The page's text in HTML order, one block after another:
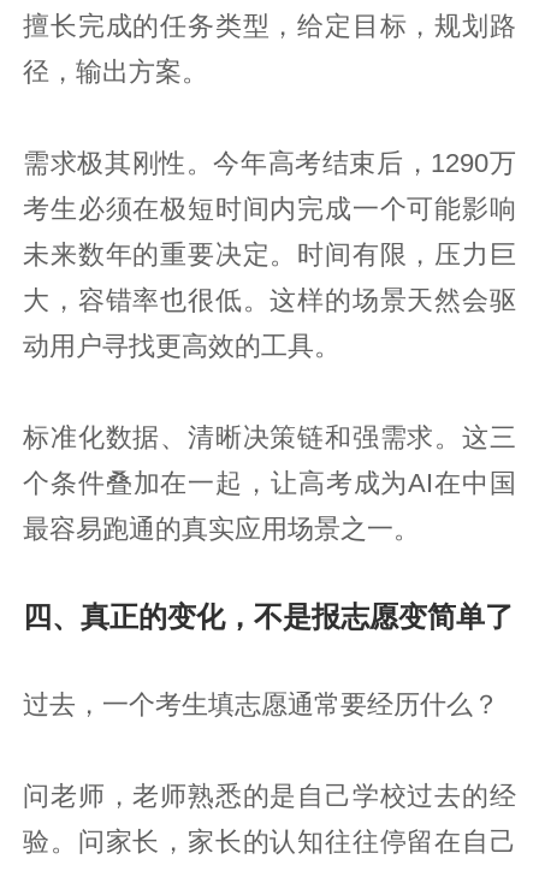
擅长完成的任务类型，给定目标，规划路
径，输出方案。
需求极其刚性。今年高考结束后，1290万
考生必须在极短时间内完成一个可能影响
未来数年的重要决定。时间有限，压力巨
大，容错率也很低。这样的场景天然会驱
动用户寻找更高效的工具。
标准化数据、清晰决策链和强需求。这三
个条件叠加在一起，让高考成为AI在中国
最容易跑通的真实应用场景之一。
四、真正的变化，不是报志愿变简单了
过去，一个考生填志愿通常要经历什么？
问老师，老师熟悉的是自己学校过去的经
验。问家长，家长的认知往往停留在自己